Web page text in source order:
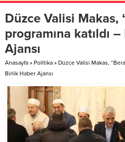
Düzce Valisi Makas,
programına katıldı
Ajansı
Anasayfa » Politika » Düzce Valisi Makas,
Birlik Haber Ajansı